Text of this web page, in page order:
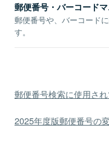
郵便番号・バーコード
郵便番号や、バーコード
す。
郵便番号検索に使用さ
2025年度版郵便番号の